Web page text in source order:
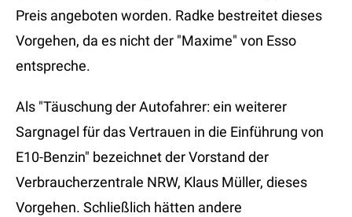
Preis angeboten worden. Radke bestreitet dieses
Vorgehen, da es nicht der "Maxime" von Esso
entspreche.
Als "Täuschung der Autofahrer: ein weiterer
Sargnagel für das Vertrauen in die Einführung von
E10-Benzin" bezeichnet der Vorstand der
Verbraucherzentrale NRW, Klaus Müller, dieses
Vorgehen. Schließlich hätten andere